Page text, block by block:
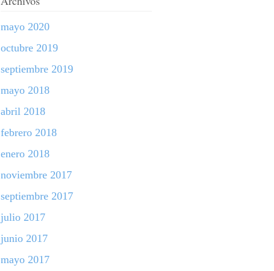
mayo 2020
octubre 2019
septiembre 2019
mayo 2018
abril 2018
febrero 2018
enero 2018
noviembre 2017
septiembre 2017
julio 2017
junio 2017
mayo 2017